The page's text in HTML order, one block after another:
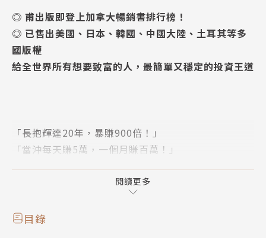
◎ 甫出版即登上加拿大暢銷書排行榜！
◎ 已售出美國、日本、韓國、中國大陸、土耳其等多
國版權
給全世界所有想要致富的人，最簡單又穩定的投資王道
「長抱輝達20年，暴賺900倍！」
「當沖每天賺5萬，一個月賺百萬！」
買股大賺的，都是一流高手？
想賺到錢，就該跟著大神抱對股，懂進出才能成功？
加拿大獲獎無數的財經記者，用自身真實血淚經驗告訴
閱讀更多
目錄